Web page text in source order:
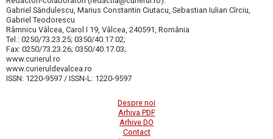
Gabriel Săndulescu, Marius Constantin Ciutacu, Sebastian Iulian Cîrciu,
Gabriel Teodorescu
Râmnicu Vâlcea, Carol I 19, Vâlcea, 240591, România
Tel.: 0250/73.23.25; 0350/40.17.02;
Fax: 0250/73.23.26; 0350/40.17.03;
www.curierul.ro
www.curieruldevalcea.ro
ISSN: 1220-9597 / ISSN-L: 1220-9597
Despre noi
Arhiva PDF
Arhive DO
Contact